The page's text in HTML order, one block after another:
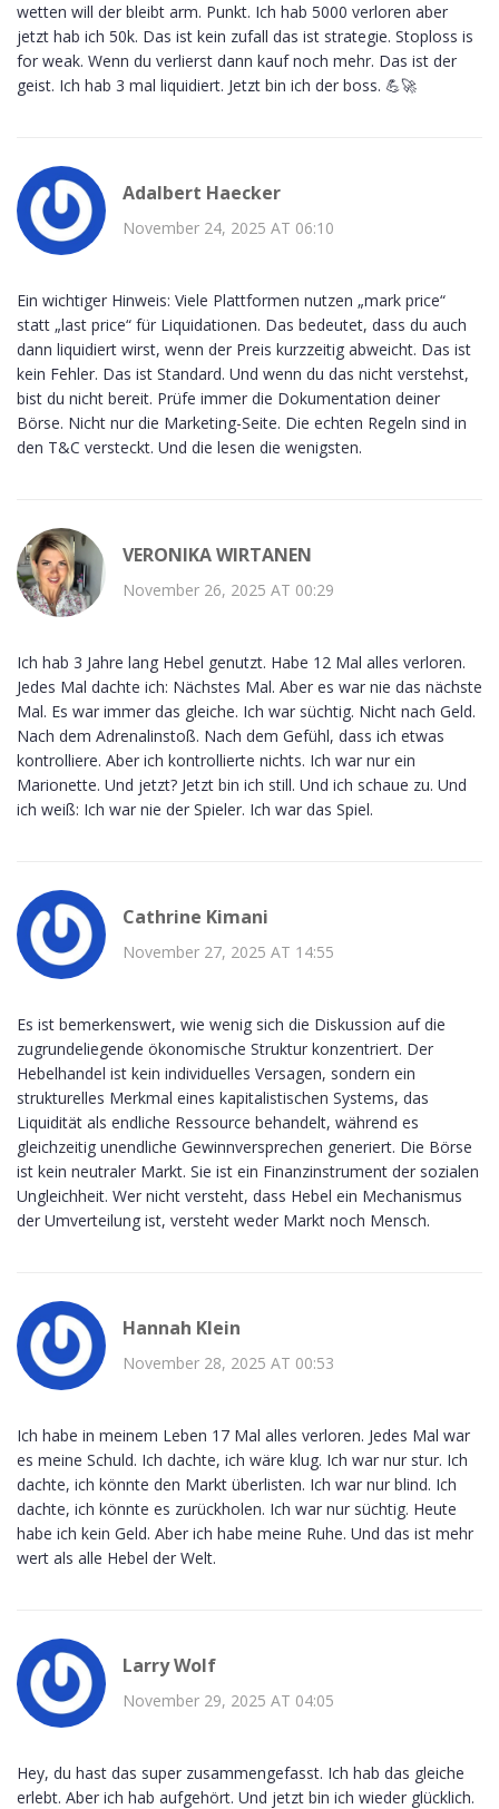
wetten will der bleibt arm. Punkt. Ich hab 5000 verloren aber
jetzt hab ich 50k. Das ist kein zufall das ist strategie. Stoploss is
for weak. Wenn du verlierst dann kauf noch mehr. Das ist der
geist. Ich hab 3 mal liquidiert. Jetzt bin ich der boss. 💪🚀
Adalbert Haecker
November 24, 2025 AT 06:10
Ein wichtiger Hinweis: Viele Plattformen nutzen „mark price“
statt „last price“ für Liquidationen. Das bedeutet, dass du auch
dann liquidiert wirst, wenn der Preis kurzzeitig abweicht. Das ist
kein Fehler. Das ist Standard. Und wenn du das nicht verstehst,
bist du nicht bereit. Prüfe immer die Dokumentation deiner
Börse. Nicht nur die Marketing-Seite. Die echten Regeln sind in
den T&C versteckt. Und die lesen die wenigsten.
VERONIKA WIRTANEN
November 26, 2025 AT 00:29
Ich hab 3 Jahre lang Hebel genutzt. Habe 12 Mal alles verloren.
Jedes Mal dachte ich: Nächstes Mal. Aber es war nie das nächste
Mal. Es war immer das gleiche. Ich war süchtig. Nicht nach Geld.
Nach dem Adrenalinstoß. Nach dem Gefühl, dass ich etwas
kontrolliere. Aber ich kontrollierte nichts. Ich war nur ein
Marionette. Und jetzt? Jetzt bin ich still. Und ich schaue zu. Und
ich weiß: Ich war nie der Spieler. Ich war das Spiel.
Cathrine Kimani
November 27, 2025 AT 14:55
Es ist bemerkenswert, wie wenig sich die Diskussion auf die
zugrundeliegende ökonomische Struktur konzentriert. Der
Hebelhandel ist kein individuelles Versagen, sondern ein
strukturelles Merkmal eines kapitalistischen Systems, das
Liquidität als endliche Ressource behandelt, während es
gleichzeitig unendliche Gewinnversprechen generiert. Die Börse
ist kein neutraler Markt. Sie ist ein Finanzinstrument der sozialen
Ungleichheit. Wer nicht versteht, dass Hebel ein Mechanismus
der Umverteilung ist, versteht weder Markt noch Mensch.
Hannah Klein
November 28, 2025 AT 00:53
Ich habe in meinem Leben 17 Mal alles verloren. Jedes Mal war
es meine Schuld. Ich dachte, ich wäre klug. Ich war nur stur. Ich
dachte, ich könnte den Markt überlisten. Ich war nur blind. Ich
dachte, ich könnte es zurückholen. Ich war nur süchtig. Heute
habe ich kein Geld. Aber ich habe meine Ruhe. Und das ist mehr
wert als alle Hebel der Welt.
Larry Wolf
November 29, 2025 AT 04:05
Hey, du hast das super zusammengefasst. Ich hab das gleiche
erlebt. Aber ich hab aufgehört. Und jetzt bin ich wieder glücklich.